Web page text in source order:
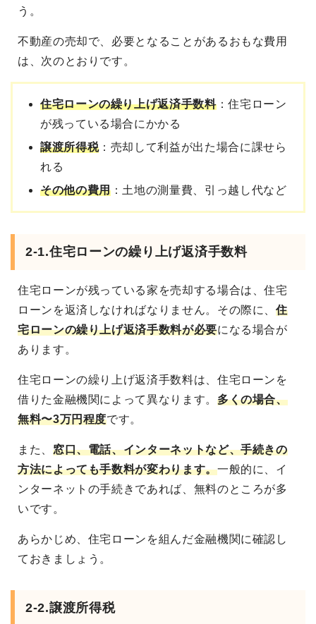
う。
不動産の売却で、必要となることがあるおもな費用
は、次のとおりです。
住宅ローンの繰り上げ返済手数料：住宅ローン
が残っている場合にかかる
譲渡所得税：売却して利益が出た場合に課せら
れる
その他の費用：土地の測量費、引っ越し代など
2-1.住宅ローンの繰り上げ返済手数料
住宅ローンが残っている家を売却する場合は、住宅
ローンを返済しなければなりません。その際に、住
宅ローンの繰り上げ返済手数料が必要になる場合が
あります。
住宅ローンの繰り上げ返済手数料は、住宅ローンを
借りた金融機関によって異なります。 多くの場合、
無料〜3万円程度です。
また、 窓口、電話、インターネットなど、手続きの
方法によっても手数料が変わります。一般的に、イ
ンターネットの手続きであれば、無料のところが多
いです。
あらかじめ、住宅ローンを組んだ金融機関に確認し
ておきましょう。
2-2.譲渡所得税